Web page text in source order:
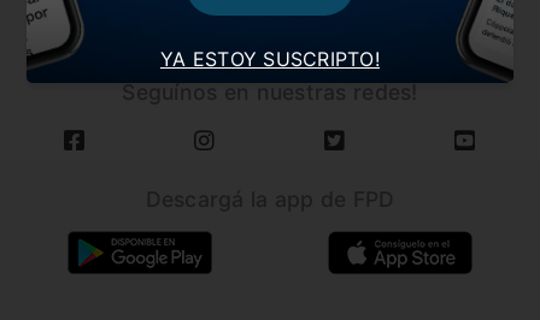
Seguínos en nuestras redes!
YA ESTOY SUSCRIPTO!